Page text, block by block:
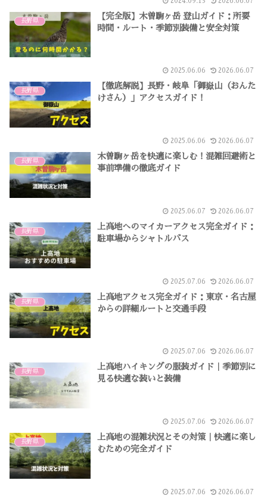
長野県
【完全版】木曽駒ヶ岳 登山ガイド：所要
時間・ルート・季節別装備と安全対策
2025.06.06 2026.06.07
長野県
【徹底解説】長野・岐阜「御嶽山（おんた
けさん）」アクセスガイド！
2025.06.06 2026.06.07
長野県
木曽駒ヶ岳を快適に楽しむ！混雑回避術と
事前準備の徹底ガイド
2025.06.07 2026.06.07
長野県
上高地へのマイカーアクセス完全ガイド：
駐車場からシャトルバス
2025.07.06 2026.06.07
長野県
上高地アクセス完全ガイド：東京・名古屋
からの詳細ルートと交通手段
2025.07.06 2026.06.07
長野県
上高地ハイキングの服装ガイド｜季節別に
見る快適な装いと装備
2025.07.06 2026.06.07
長野県
上高地の混雑状況とその対策｜快適に楽し
むための完全ガイド
2025.07.06 2026.06.07